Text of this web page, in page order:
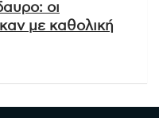
οι
με καθολική